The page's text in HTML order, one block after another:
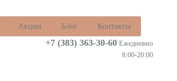
Акции Блог Контакты
+7 (383) 363-30-60 Ежедневно
8:00-20:00